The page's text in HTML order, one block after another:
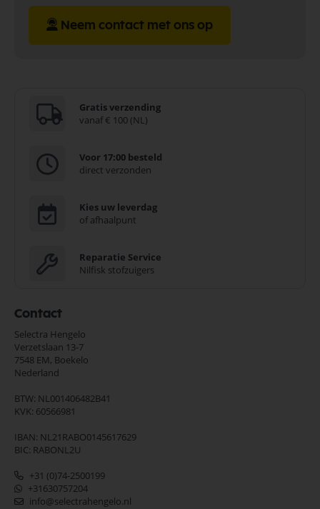
Neem contact met ons op
Gratis verzending
vanaf € 100 (NL)
Voor 17:00 besteld
direct verzonden
Kies uw leverdag
of afhaalpunt
Reparatie Service
Nilfisk stofzuigers
Contact
Selectra Hengelo
Verzetslaan 13-7
7548 EM, Boekelo
Nederland
BTW: NL001406482B41
KVK: 60566981
IBAN: NL21RABO0145617629
BIC: RABONL2U
+31 (0)74-2500199
+31630757204
info@selectrahengelo.nl